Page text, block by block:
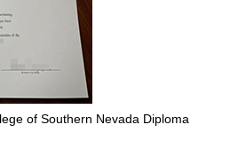
of Southern Nevada Diploma